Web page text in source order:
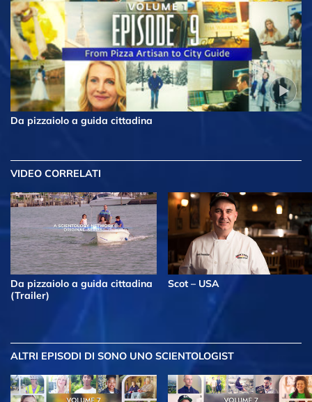
Da pizzaiolo a guida cittadina
VIDEO CORRELATI
Da pizzaiolo a guida cittadina
(Trailer)
Scot – USA
ALTRI EPISODI DI SONO UNO SCIENTOLOGIST